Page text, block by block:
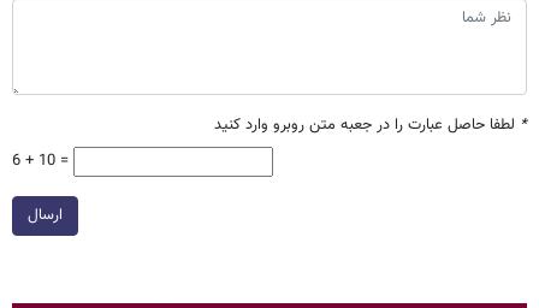
* لطفا حاصل عبارت را در جعبه متن روبرو وارد کنید
6 + 10 =
ارسال